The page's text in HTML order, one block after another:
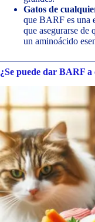
Gatos de
que BARF es una
que asegurarse de
un aminoácido
¿Se puede dar BARF